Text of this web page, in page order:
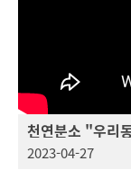
2023-04-27